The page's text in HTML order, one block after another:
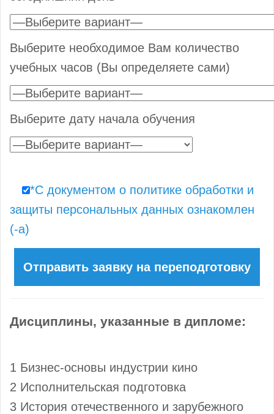
Выберите необходимое Вам количество
учебных часов (Вы определяете сами)
Выберите дату начала обучения
*С документом о политике обработки и
защиты персональных данных ознакомлен
(-а)
Дисциплины, указанные в дипломе:
1 Бизнес-основы индустрии кино
2 Исполнительская подготовка
3 История отечественного и зарубежного